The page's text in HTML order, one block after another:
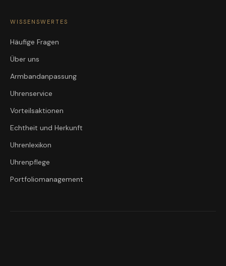
WISSENSWERTES
Häufige Fragen
Über uns
Armbandanpassung
Uhrenservice
Vorteilsaktionen
Echtheit und Herkunft
Uhrenlexikon
Uhrenpflege
Portfoliomanagement